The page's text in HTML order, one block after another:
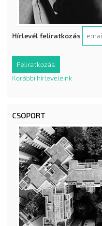
Hírlevél feliratkozás
Korábbi hírleveleink
CSOPORT